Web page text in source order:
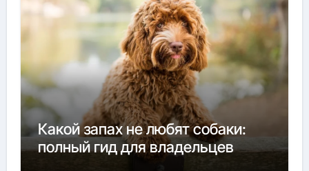
Какой запах не любят собаки:
полный гид для владельцев